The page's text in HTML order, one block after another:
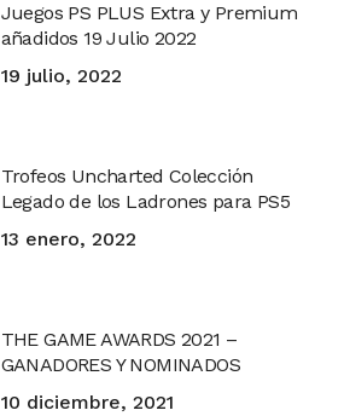
Juegos PS PLUS Extra y Premium
añadidos 19 Julio 2022
19 julio, 2022
Trofeos Uncharted Colección
Legado de los Ladrones para PS5
13 enero, 2022
THE GAME AWARDS 2021 –
GANADORES Y NOMINADOS
10 diciembre, 2021